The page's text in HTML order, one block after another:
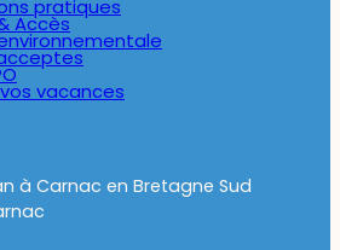
pratiques
Accès
vacances
à Carnac en Bretagne Sud